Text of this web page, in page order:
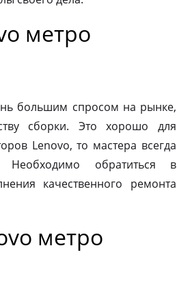
метро
большим спросом на рынке,
сборки. Это хорошо для
Lenovo, то мастера всегда
Необходимо обратиться в
качественного ремонта
метро